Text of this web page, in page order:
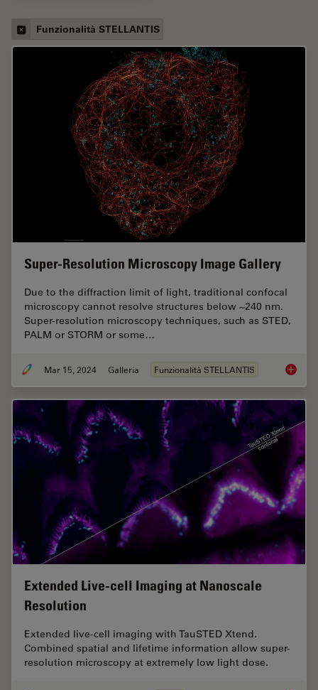
Funzionalità STELLANTIS
Super-Resolution Microscopy Image Gallery
Due to the diffraction limit of light, traditional confocal
microscopy cannot resolve structures below ~240 nm.
Super-resolution microscopy techniques, such as STED,
PALM or STORM or some…
Mar 15, 2024 Galleria Funzionalità STELLANTIS Super-
Extended Live-cell Imaging at Nanoscale
Resolution
Extended live-cell imaging with TauSTED Xtend.
Combined spatial and lifetime information allow super-
resolution microscopy at extremely low light dose.